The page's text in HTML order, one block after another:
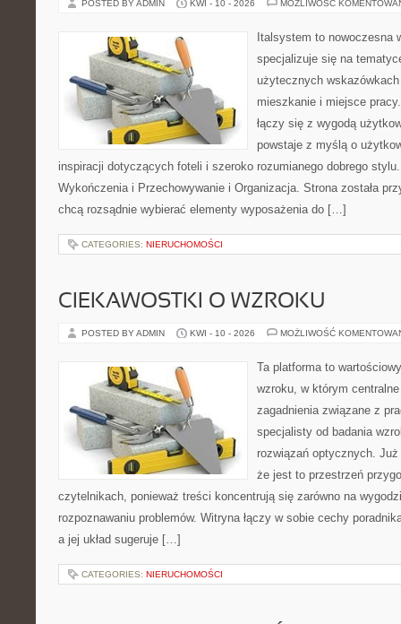
POSTED BY ADMIN KWI - 10 - 2026 MOŻLIWOŚĆ
Italsystem to nowoczesna
specjalizuje się na
użytecznych
mieszkanie i miejsce
łączy się z wygodą
powstaje z myślą o
inspiracji dotyczących foteli i szeroko rozumianego dobrego
Wykończenia i Przechowywanie i Organizacja. Strona została
chcą rozsądnie wybierać elementy wyposażenia do […]
CATEGORIES: NIERUCHOMOŚCI
CIEKAWOSTKI O WZROKU
POSTED BY ADMIN KWI - 10 - 2026 MOŻLIWOŚĆ
Ta platforma to
wzroku, w którym
zagadnienia związane z
specjalisty od badania
rozwiązań optycznych.
że jest to przestrzeń
czytelnikach, ponieważ treści koncentrują się zarówno na
rozpoznawaniu problemów. Witryna łączy w sobie cechy
a jej układ sugeruje […]
CATEGORIES: NIERUCHOMOŚCI